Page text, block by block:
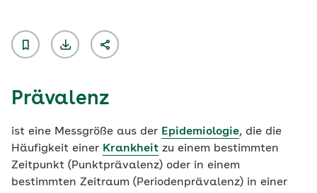
Prävalenz
ist eine Messgröße aus der Epidemiologie, die die
Häufigkeit einer Krankheit zu einem bestimmten
Zeitpunkt (Punktprävalenz) oder in einem
bestimmten Zeitraum (Periodenprävalenz) in einer